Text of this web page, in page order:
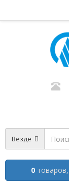
Везде
0 товаров,